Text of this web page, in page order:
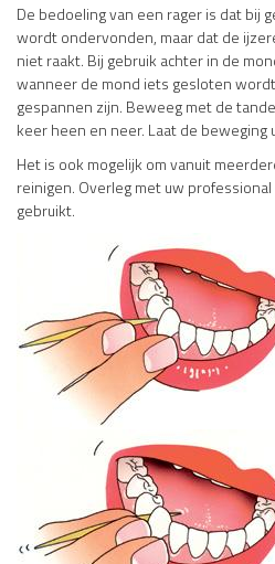
De bedoeling van een rager is dat bij
wordt ondervonden, maar dat de
niet raakt. Bij gebruik achter in de
wanneer de mond iets gesloten
gespannen zijn. Beweeg met de
keer heen en neer. Laat de beweging
Het is ook mogelijk om vanuit
reinigen. Overleg met uw
gebruikt.